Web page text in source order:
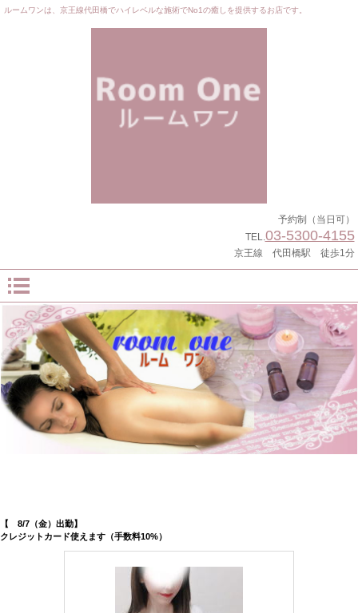
ルームワンは、京王線代田橋でハイレベルな施術でNo1の癒しを提供するお店です。
予約制（当日可）
TEL.03-5300-4155
京王線 代田橋駅 徒歩1分
しっかりとした技量
日本人セラピストが多数在籍
【 8/7（金）出勤】
クレジットカード使えます（手数料10%）